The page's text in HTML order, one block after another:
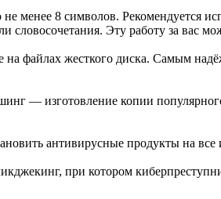
менее 8 символов. Рекомендуется
Эту работу за вас
файлах жесткого диска. Самым
— изготовление копии
антивирусные продукты на все
при котором